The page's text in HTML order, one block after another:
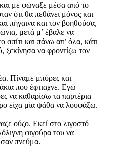
με φώναξε μέσα από το
ότι θα πεθάνει μόνος και
πήγαινα και τον βοηθούσα,
μετά μ’ έβαλε να
σπίτι και πάνω απ’ όλα, κάτι
ξεκίνησα να φροντίζω τον
Πίναμε μπύρες και
που έφτιαχνε. Εγώ
να καθαρίσω τα παρτέρια
είχα μία ψάθα να λουφάξω.
ούζο. Εκεί στο λιγοστό
φιγούρα του να
σαν πνεύμα.